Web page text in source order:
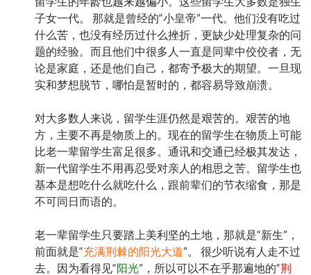
子女一代。 那就是曾经的“小皇帝”一代。他们没有吃过
什么苦，也没有经历过什么挫折，更缺少处理复杂的问
题的经验。而且他们中很多人一直是同辈中佼佼者，无
论是家庭，还是他们自己，都寄予极大的期望。一旦现
实和梦想脱节，哪怕是暂时的，都容易导致崩溃。
对大多数人来说，留学生涯仍然是艰苦的。艰苦的地
方，主要不再是物质上的。现在的留学生在物质上可能
比老一辈留学生富足很多。通讯和交通已经极其发达，
新一代留学生不用再忍受对亲人的相思之苦。留学生也
基本是想吃什么就吃什么，跟前辈们的节衣缩食，那是
不可同日而语的。
老一辈留学生只要踏上美利坚的土地，那就是“新生”，
前面就是“充满荆棘的阳光大道”。 很少听说有人走不过
去。因为看得见“阳光”，所以可以不在乎那遍地的“荆